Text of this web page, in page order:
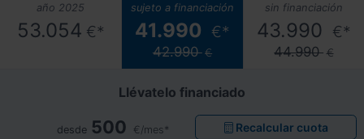
año 2025
53.054 €*
sujeto a financiación
41.990 €*
42.990 €
sin financiación
43.990 €*
44.990 €
Llévatelo financiado
desde 500 €/mes* Recalcular cuota